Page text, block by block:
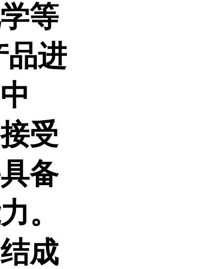
等
品进
受
备
。
成